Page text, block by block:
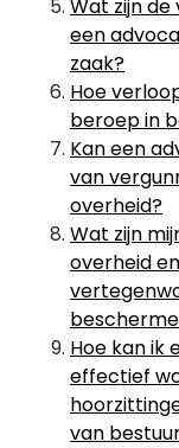
Wat zijn
een
zaak?
Hoe
beroep in
Kan een
van
overheid?
Wat zijn
overheid
Hoe kan ik
effectief
van